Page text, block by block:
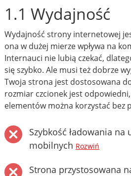
1.1 Wydajność
Wydajność strony internetowej
ona w dużej mierze wpływa na
Internauci nie lubią czekać,
się szybko. Ale musi też dobrze
Twoja strona jest dostosowana
rozmiar czcionek jest
elementów można korzystać bez
Szybkość ładowania na
mobilnych Rozwiń
Strona przystosowana